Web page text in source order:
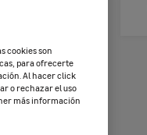
cookies son
para ofrecerte
Al hacer click
o rechazar el uso
más información